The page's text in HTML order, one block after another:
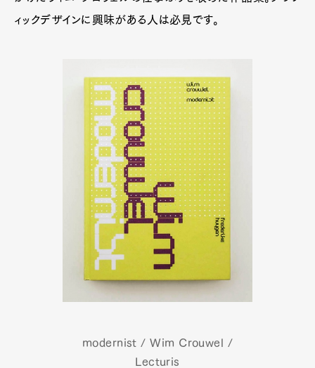
ィックデザインに興味がある人は必見です。
modernist / Wim Crouwel /
Lecturis